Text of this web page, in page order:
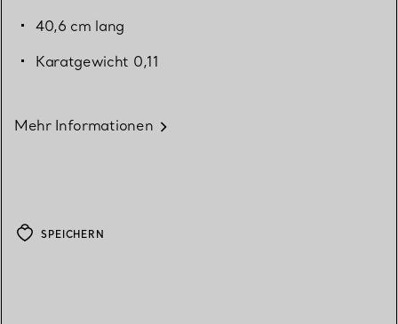
40,6 cm lang
Karatgewicht 0,11
Mehr Informationen
SPEICHERN